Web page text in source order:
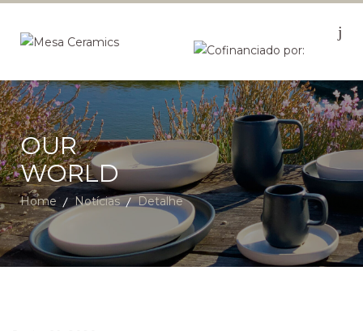
OUR
WORLD
Home Notícias Detalhe